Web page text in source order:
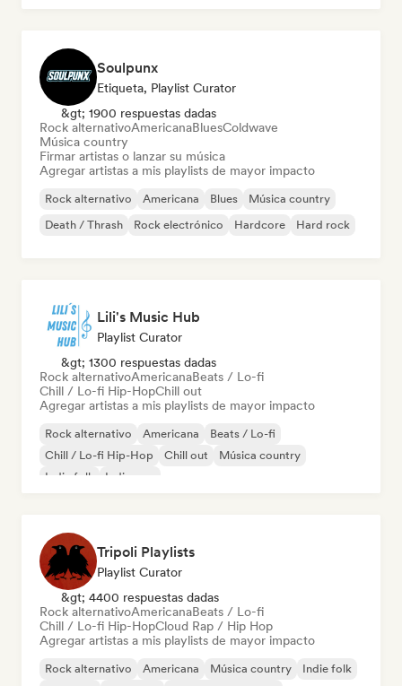
Soulpunx
Etiqueta, Playlist Curator
&gt; 1900 respuestas dadas
Rock alternativoAmericanaBluesColdwave
Música country
Firmar artistas o lanzar su música
Agregar artistas a mis playlists de mayor impacto
Rock alternativo Americana Blues
Música country
Death / Thrash
Rock electrónico Hardcore Hard rock
Lili's Music Hub
Playlist Curator
&gt; 1300 respuestas dadas
Rock alternativoAmericanaBeats / Lo-fi
Chill / Lo-fi Hip-HopChill out
Agregar artistas a mis playlists de mayor impacto
Rock alternativo Americana
Beats / Lo-fi
Chill / Lo-fi Hip-Hop
Chill out
Música country
Indie folk
Indie pop
Tripoli Playlists
Playlist Curator
&gt; 4400 respuestas dadas
Rock alternativoAmericanaBeats / Lo-fi
Chill / Lo-fi Hip-HopCloud Rap / Hip Hop
Agregar artistas a mis playlists de mayor impacto
Rock alternativo Americana Música country
Indie folk